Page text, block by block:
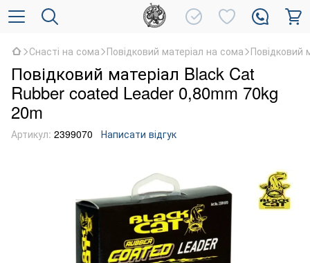
Снасті на сома Повідковий матеріал на сома Повідковий
Повідковий матеріал Black Cat
Rubber coated Leader 0,80mm 70kg
20m
Артикул: 2399070 Написати відгук